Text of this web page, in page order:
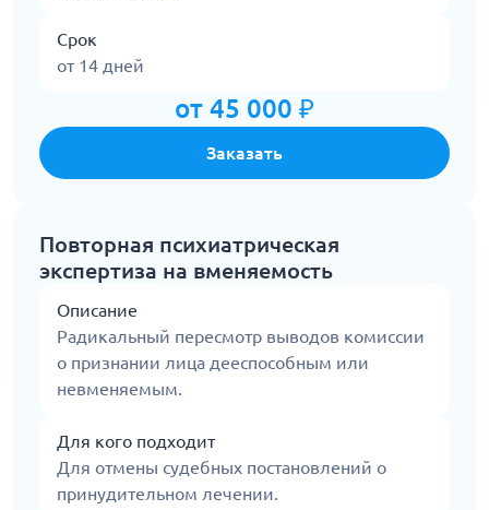
Срок
от 14 дней
от 45 000 ₽
Заказать
Повторная психиатрическая
экспертиза на вменяемость
Описание
Радикальный пересмотр выводов комиссии
о признании лица дееспособным или
невменяемым.
Для кого подходит
Для отмены судебных постановлений о
принудительном лечении.